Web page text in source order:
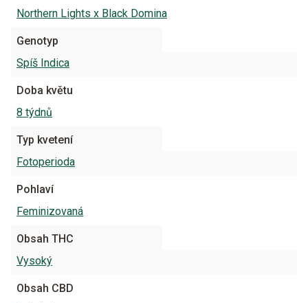
Northern Lights x Black Domina
Genotyp
Spíš Indica
Doba květu
8 týdnů
Typ kvetení
Fotoperioda
Pohlaví
Feminizovaná
Obsah THC
Vysoký
Obsah CBD